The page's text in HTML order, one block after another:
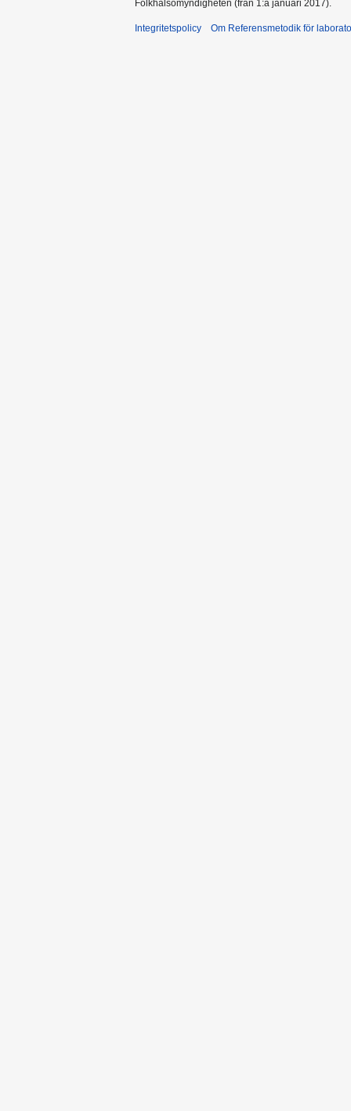
Folkhälsomyndigheten (från 1:a januari 2017).
Integritetspolicy Om Referensmetodik för